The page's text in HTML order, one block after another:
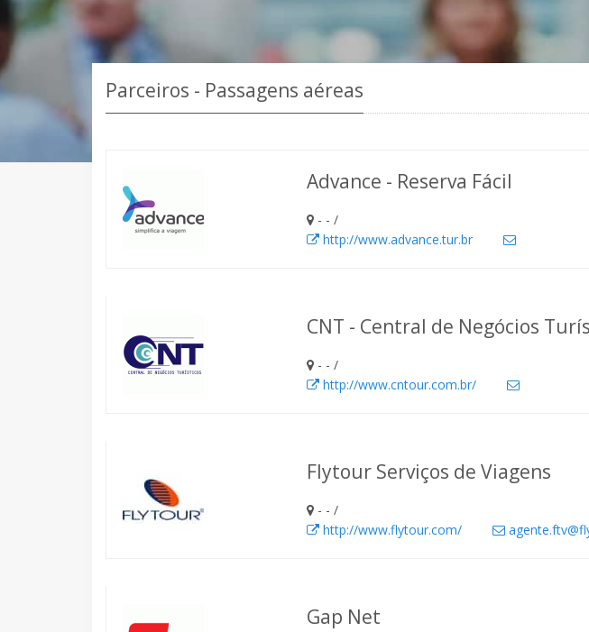
Parceiros - Passagens aéreas
Advance - Reserva Fácil
- - /
http://www.advance.tur.br
CNT - Central de Negócios
- - /
http://www.cntour.com.br/
Flytour Serviços de Viagens
- - /
http://www.flytour.com/
Gap Net